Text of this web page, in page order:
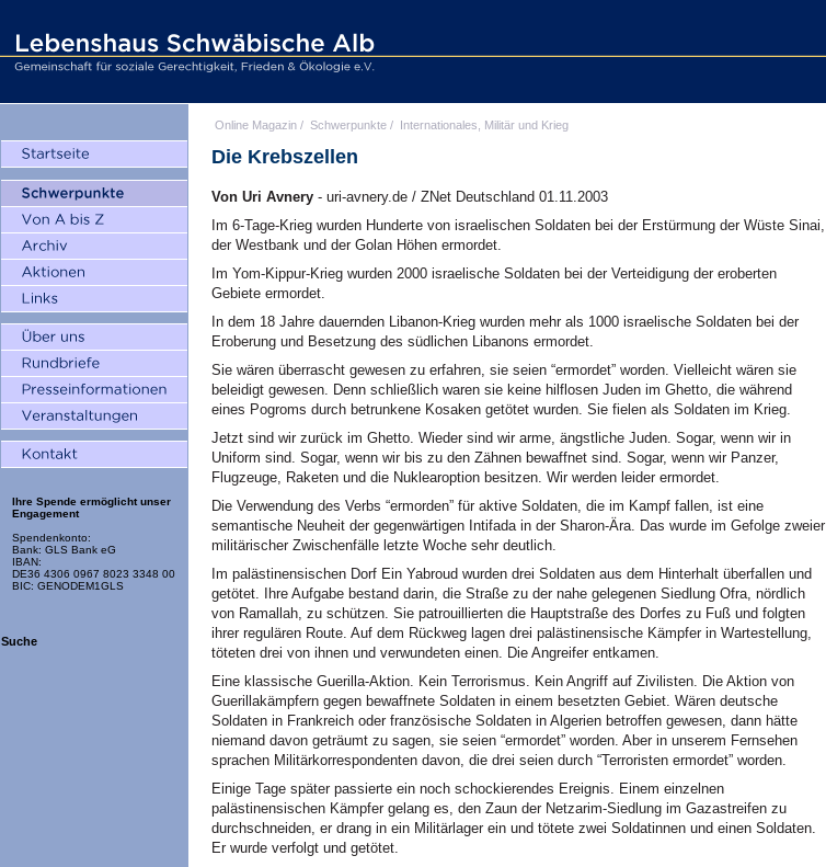
Ihre Spende ermöglicht unser
Engagement
Spendenkonto:
Bank: GLS Bank eG
IBAN:
DE36 4306 0967 8023 3348 00
BIC: GENODEM1GLS
Suche
Online Magazin / Schwerpunkte / Internationales, Militär und Krieg
Die Krebszellen
Von Uri Avnery - uri-avnery.de / ZNet Deutschland 01.11.2003
Im 6-Tage-Krieg wurden Hunderte von israelischen Soldaten bei der Erstürmung der Wüste Sinai,
der Westbank und der Golan Höhen ermordet.
Im Yom-Kippur-Krieg wurden 2000 israelische Soldaten bei der Verteidigung der eroberten
Gebiete ermordet.
In dem 18 Jahre dauernden Libanon-Krieg wurden mehr als 1000 israelische Soldaten bei der
Eroberung und Besetzung des südlichen Libanons ermordet.
Sie wären überrascht gewesen zu erfahren, sie seien “ermordet” worden. Vielleicht wären sie
beleidigt gewesen. Denn schließlich waren sie keine hilflosen Juden im Ghetto, die während
eines Pogroms durch betrunkene Kosaken getötet wurden. Sie fielen als Soldaten im Krieg.
Jetzt sind wir zurück im Ghetto. Wieder sind wir arme, ängstliche Juden. Sogar, wenn wir in
Uniform sind. Sogar, wenn wir bis zu den Zähnen bewaffnet sind. Sogar, wenn wir Panzer,
Flugzeuge, Raketen und die Nuklearoption besitzen. Wir werden leider ermordet.
Die Verwendung des Verbs “ermorden” für aktive Soldaten, die im Kampf fallen, ist eine
semantische Neuheit der gegenwärtigen Intifada in der Sharon-Ära. Das wurde im Gefolge zweier
militärischer Zwischenfälle letzte Woche sehr deutlich.
Im palästinensischen Dorf Ein Yabroud wurden drei Soldaten aus dem Hinterhalt überfallen und
getötet. Ihre Aufgabe bestand darin, die Straße zu der nahe gelegenen Siedlung Ofra, nördlich
von Ramallah, zu schützen. Sie patrouillierten die Hauptstraße des Dorfes zu Fuß und folgten
ihrer regulären Route. Auf dem Rückweg lagen drei palästinensische Kämpfer in Wartestellung,
töteten drei von ihnen und verwundeten einen. Die Angreifer entkamen.
Eine klassische Guerilla-Aktion. Kein Terrorismus. Kein Angriff auf Zivilisten. Die Aktion von
Guerillakämpfern gegen bewaffnete Soldaten in einem besetzten Gebiet. Wären deutsche
Soldaten in Frankreich oder französische Soldaten in Algerien betroffen gewesen, dann hätte
niemand davon geträumt zu sagen, sie seien “ermordet” worden. Aber in unserem Fernsehen
sprachen Militärkorrespondenten davon, die drei seien durch “Terroristen ermordet” worden.
Einige Tage später passierte ein noch schockierendes Ereignis. Einem einzelnen
palästinensischen Kämpfer gelang es, den Zaun der Netzarim-Siedlung im Gazastreifen zu
durchschneiden, er drang in ein Militärlager ein und tötete zwei Soldatinnen und einen Soldaten.
Er wurde verfolgt und getötet.